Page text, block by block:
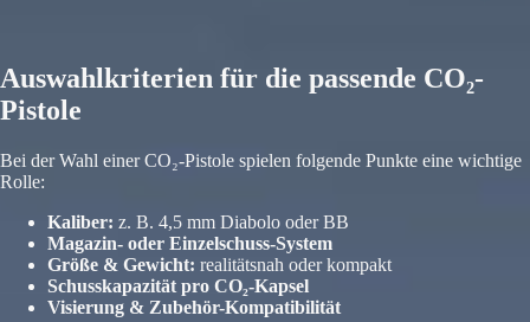
Auswahlkriterien für die passende CO₂-
Pistole
Bei der Wahl einer CO₂-Pistole spielen folgende Punkte eine wichtige
Rolle:
Kaliber: z. B. 4,5 mm Diabolo oder BB
Magazin- oder Einzelschuss-System
Größe & Gewicht: realitätsnah oder kompakt
Schusskapazität pro CO₂-Kapsel
Visierung & Zubehör-Kompatibilität